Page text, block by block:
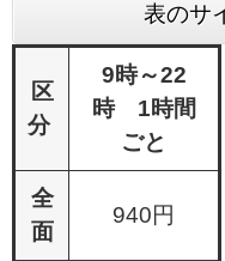
表のサ
区
分
9時～22
時 1時間
ごと
全
面
940円